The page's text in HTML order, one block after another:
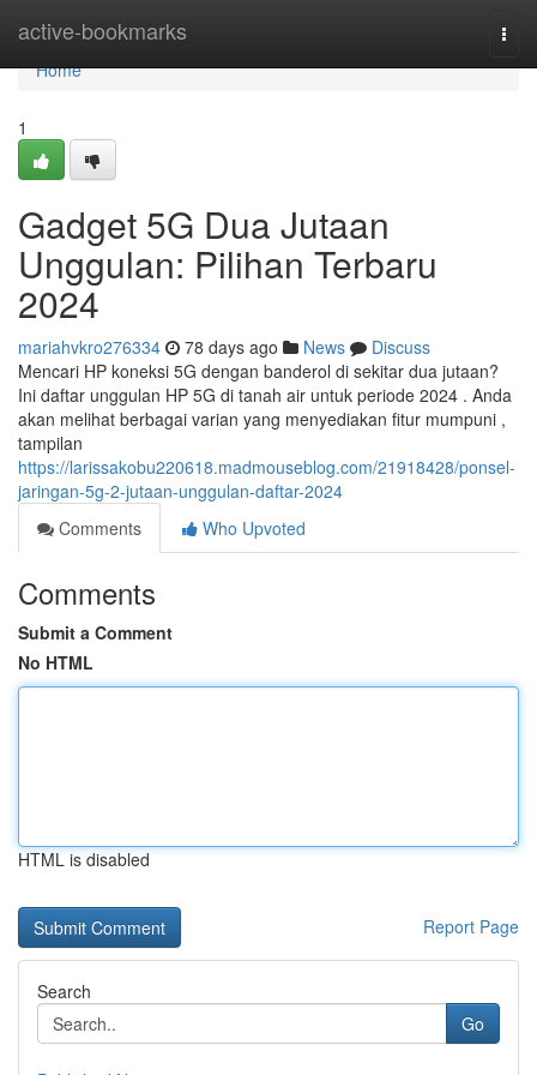
active-bookmarks
Home
Home
1
Gadget 5G Dua Jutaan
Unggulan: Pilihan Terbaru
2024
mariahvkro276334 78 days ago News
Discuss
Mencari HP koneksi 5G dengan banderol di sekitar dua jutaan?
Ini daftar unggulan HP 5G di tanah air untuk periode 2024 . Anda
akan melihat berbagai varian yang menyediakan fitur mumpuni ,
tampilan
https://larissakobu220618.madmouseblog.com/21918428/ponsel-
jaringan-5g-2-jutaan-unggulan-daftar-2024
Comments
Who Upvoted
Comments
Submit a Comment
No HTML
HTML is disabled
Report Page
Search
Go